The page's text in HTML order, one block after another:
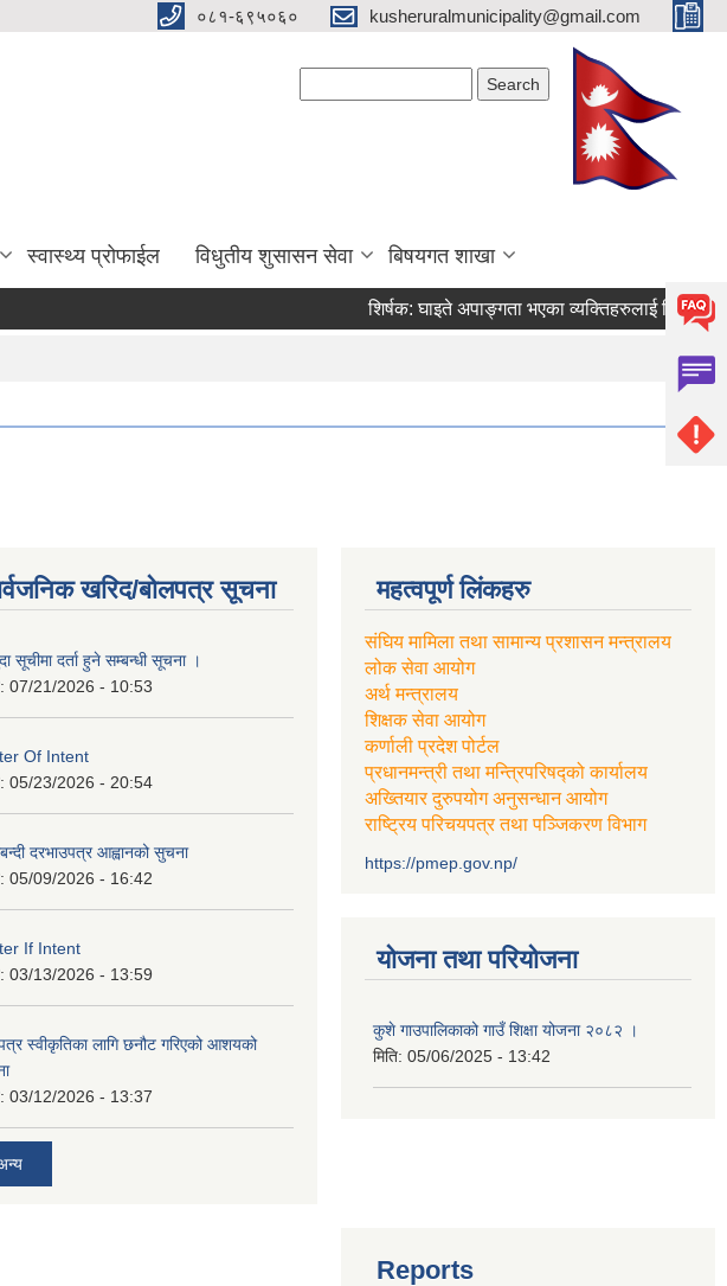
०८१-६९५०६० kusheruralmunicipality@gmail.com
स्वास्थ्य प्रोफाईल विधुतीय शुसासन सेवा बिषयगत शाखा
शिर्षक:घाइते अपाङ्गता भएका व्यक्तिहरुलाई जिवन निर्वाह
खरिद/बोलपत्र सूचना
सूचीमा दर्ता हुने सम्बन्धी सूचना ।
07/21/2026 - 10:53
Of Intent
05/23/2026 - 20:54
दरभाउपत्र आह्वानको सुचना
05/09/2026 - 16:42
If Intent
03/13/2026 - 13:59
स्वीकृतिका लागि छनौट गरिएको आशयको
03/12/2026 - 13:37
महत्वपूर्ण लिंकहरु
संघिय मामिला तथा सामान्य प्रशासन मन्त्रालय
लोक सेवा आयोग
अर्थ मन्त्रालय
शिक्षक सेवा आयोग
कर्णाली प्रदेश पोर्टल
प्रधानमन्त्री तथा मन्त्रिपरिषद्को कार्यालय
अख्तियार दुरुपयोग अनुसन्धान आयोग
राष्ट्रिय परिचयपत्र तथा पञ्जिकरण विभाग
https://pmep.gov.np/
योजना तथा परियोजना
कुशे गाउपालिकाको गाउँ शिक्षा योजना २०८२ ।
मिति: 05/06/2025 - 13:42
Reports